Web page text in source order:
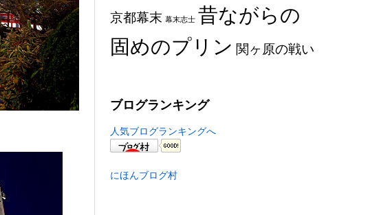
京都幕末 幕末志士 昔ながらの
固めのプリン 関ヶ原の戦い
ブログランキング
人気ブログランキングへ
にほんブログ村